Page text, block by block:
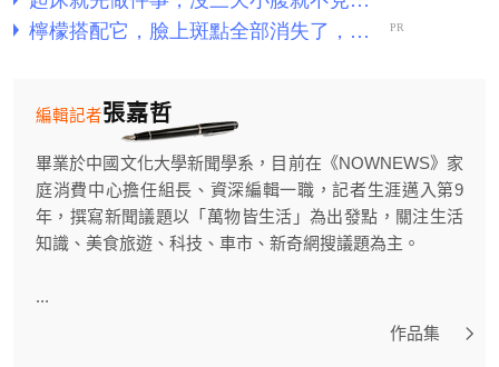
張嘉哲
編輯記者
畢業於中國文化大學新聞學系，目前在《NOWNEWS》家
庭消費中心擔任組長、資深編輯一職，記者生涯邁入第9
年，撰寫新聞議題以「萬物皆生活」為出發點，關注生活
知識、美食旅遊、科技、車市、新奇網搜議題為主。
...
作品集